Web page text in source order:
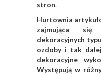
stron.
Hurtownia
zajmująca się
dekoracyjnych
ozdoby i tak
dekoracyjne
Występują w